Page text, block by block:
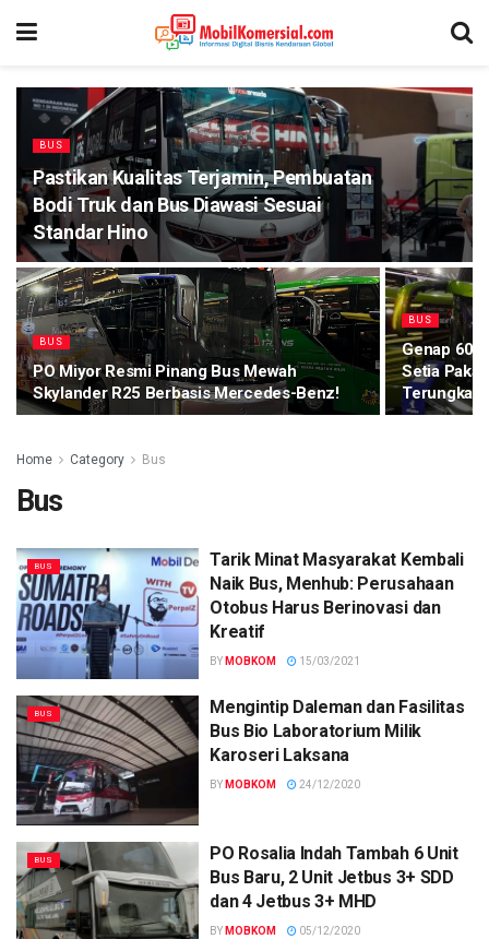
BUS
Pastikan Kualitas Terjamin, Pembuatan
Bodi Truk dan Bus Diawasi Sesuai
Standar Hino
BUS
PO Miyor Resmi Pinang Bus Mewah
Skylander R25 Berbasis Mercedes-Benz!
BUS
Genap 60
Setia
Terungkap
Home Category Bus
Bus
BUS
Tarik Minat Masyarakat Kembali
Naik Bus, Menhub: Perusahaan
Otobus Harus Berinovasi dan
Kreatif
BY MOBKOM 15/03/2021
BUS
Mengintip Daleman dan Fasilitas
Bus Bio Laboratorium Milik
Karoseri Laksana
BY MOBKOM 24/12/2020
BUS
PO Rosalia Indah Tambah 6 Unit
Bus Baru, 2 Unit Jetbus 3+ SDD
dan 4 Jetbus 3+ MHD
BY MOBKOM 05/12/2020